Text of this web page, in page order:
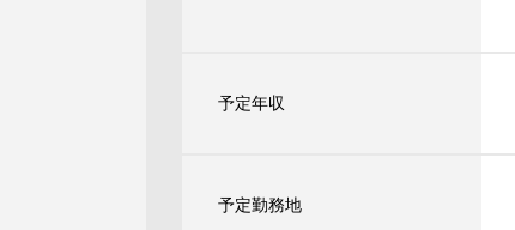
予定年収
予定勤務地